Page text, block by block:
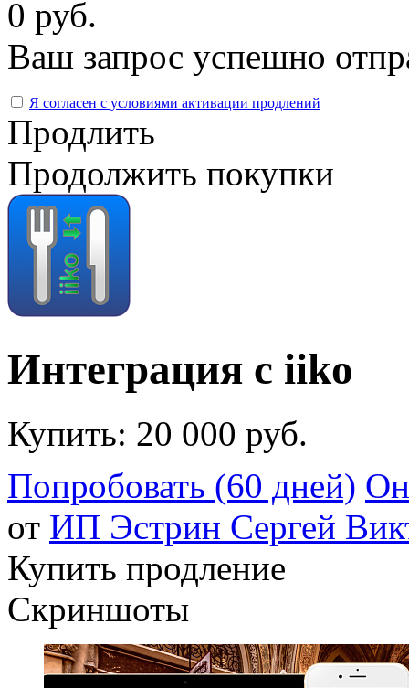
0 руб.
Ваш запрос успешно
Я согласен с условиями активации продлений
Продлить
Продолжить покупки
Интеграция с iiko
Купить: 20 000 руб.
Попробовать (60 дней)
от ИП Эстрин Сергей
Купить продление
Скриншоты